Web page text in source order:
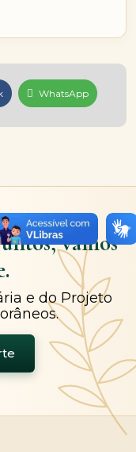
WhatsApp
vamos
e do Projeto